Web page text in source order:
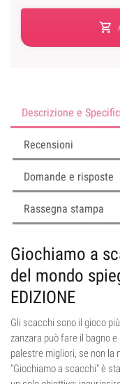
shopping_cart
Descrizione e
Recensioni
Domande e risposte
Rassegna stampa
Giochiamo a
del mondo
EDIZIONE
Gli scacchi sono il gioco
zanzara può fare il bagno
palestre migliori, se non la
"Giochiamo a scacchi" è